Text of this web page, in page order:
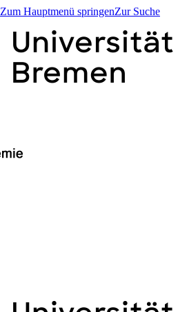
Zum Hauptmenü springenZur Suche